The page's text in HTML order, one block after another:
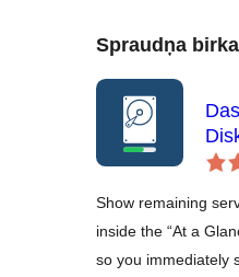
Spraudņa
Show remaining
inside the “At a
so you immediately